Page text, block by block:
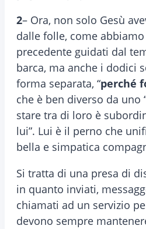
2– Ora, non solo Gesù
dalle folle, come
precedente guidati dal
barca, ma anche i dodici
forma separata, “perché
che è ben diverso da uno
stare tra di loro è
lui”. Lui è il perno che
bella e simpatica
Si tratta di una presa di
in quanto inviati,
chiamati ad un servizio
devono sempre